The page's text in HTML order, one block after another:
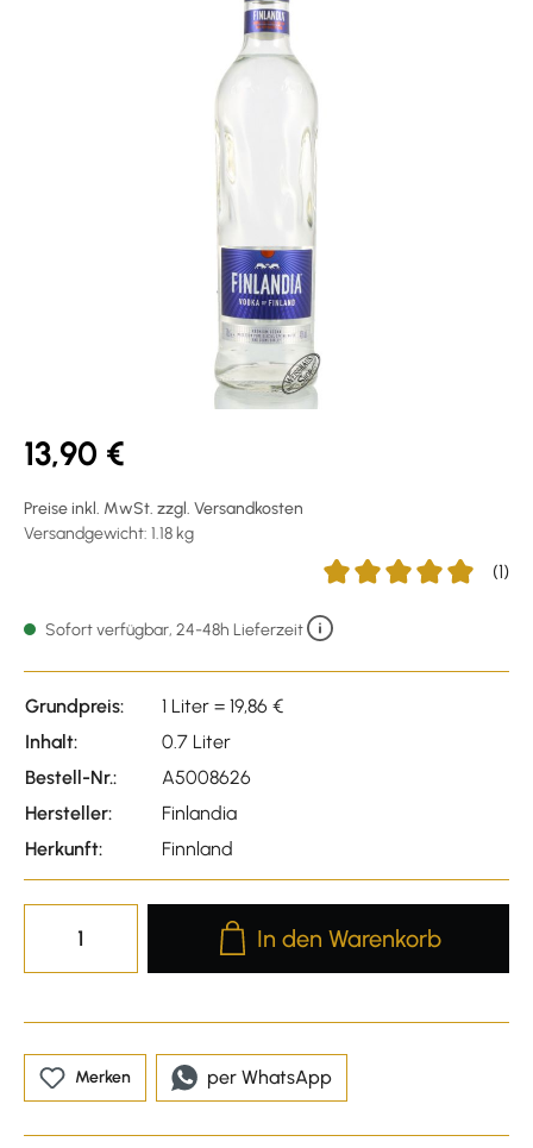
13,90 €
Preise inkl. MwSt. zzgl. Versandkosten
Versandgewicht: 1.18 kg
(1)
Sofort verfügbar, 24-48h Lieferzeit
Grundpreis:
1 Liter = 19,86 €
Inhalt:
0.7 Liter
Bestell-Nr.:
A5008626
Hersteller:
Finlandia
Herkunft:
Finnland
Produkt Anzahl: Gib den
In den Warenkorb
Merken per WhatsApp